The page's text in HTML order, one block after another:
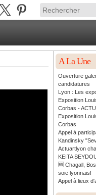
A La Une
Ouverture
candidatures
Lyon : Les
Exposition
Corbas -
Exposition
Corbas
Appel à
Kandinsky
Actuartlyon
KEITA
🆕 Chagall,
soie lyonnais!
Appel à lieux